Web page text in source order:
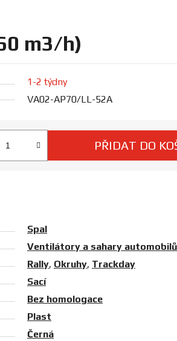
m3/h)
1-2 týdny
VA02-AP70/LL-52A
PŘIDAT DO
Spal
Ventilátory a sahary automobilů
Rally, Okruhy, Trackday
Sací
Bez homologace
Plast
Černá